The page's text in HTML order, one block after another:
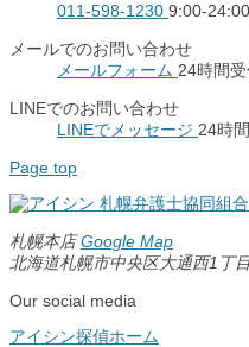
011-598-1230 9:00-
メールでのお問い合わせ
メールフォーム 24時間
LINEでのお問い合わせ
LINEでメッセージ 24時
Page top
札幌弁護士協同組
札幌本店Google Map
北海道札幌市中央区大通西1
Our social media
アイシン探偵ホーム